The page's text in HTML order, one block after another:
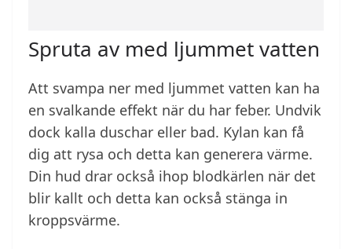
Spruta av med ljummet vatten
Att svampa ner med ljummet vatten kan ha
en svalkande effekt när du har feber. Undvik
dock kalla duschar eller bad. Kylan kan få
dig att rysa och detta kan generera värme.
Din hud drar också ihop blodkärlen när det
blir kallt och detta kan också stänga in
kroppsvärme.